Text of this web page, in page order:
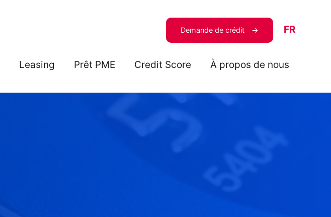
Demande de crédit FR
Leasing Prêt PME Credit Score À propos de nous